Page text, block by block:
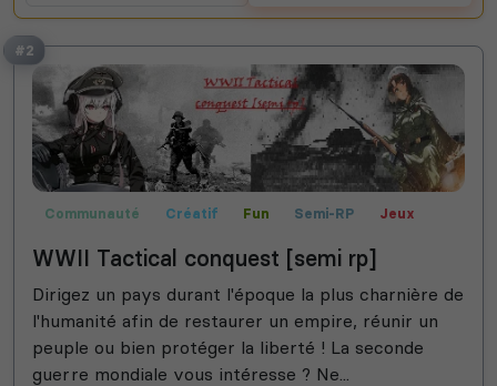
#2
Communauté Créatif Fun Semi-RP Jeux
WWII Tactical conquest [semi rp]
Dirigez un pays durant l'époque la plus charnière de
l'humanité afin de restaurer un empire, réunir un
peuple ou bien protéger la liberté ! La seconde
guerre mondiale vous intéresse ? Ne...